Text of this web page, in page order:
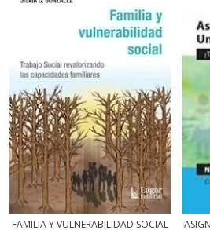
FAMILIA Y VULNERABILIDAD SOCIAL